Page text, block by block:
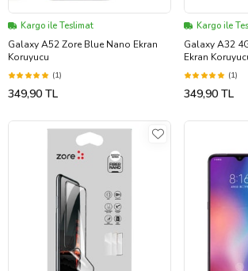
Kargo ile Teslimat
Galaxy A52 Zore Blue Nano Ekran
Koruyucu
(1)
349,90 TL
Kargo ile
Galaxy A32
Ekran
(1)
349,90 TL